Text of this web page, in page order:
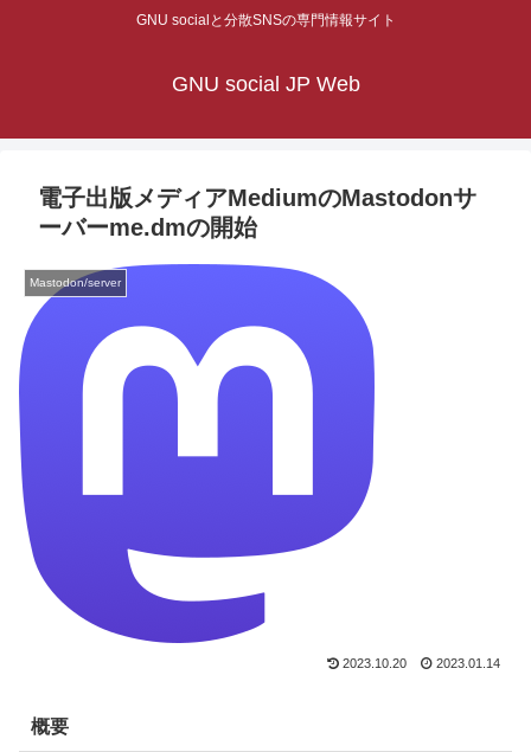
GNU socialと分散SNSの専門情報サイト
GNU social JP Web
電子出版メディアMediumのMastodonサ
ーバーme.dmの開始
Mastodon/server
2023.10.20 2023.01.14
概要